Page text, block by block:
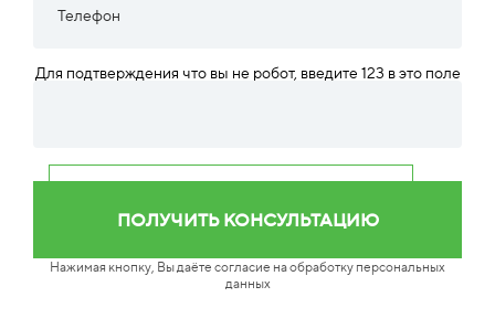
Для подтверждения что вы не робот, введите 123 в это поле
Нажимая кнопку, Вы даёте согласие на обработку персональных
данных